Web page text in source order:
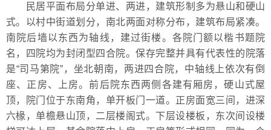
民居平面布局分单进、两进，建筑形制多为悬山和硬山
式。以村中街道划分，南北两面对称分布，建筑布局紧凑。
南院后墙以东西为轴线，建过街楼。各院门额以楷书题院
名，四院均为封闭型四合院。保存完整并具有代表性的院落
是“司马第院”，坐北朝南，两进四合院，中轴线上依次有倒
座、正房、上房。前后院东西两侧各建有厢房，硬山式屋
顶，院门位于东南角，单开板门一道。正房面宽三间，进深
六椽，单檐悬山顶，二层楼阁式。下层设楼板，东次间设楼